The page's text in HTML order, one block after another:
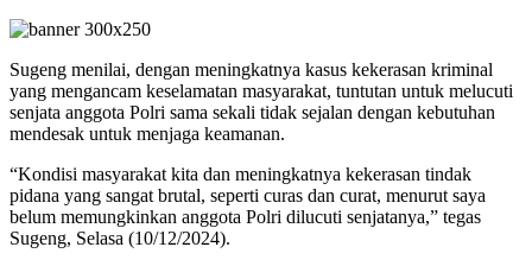
Sugeng menilai, dengan meningkatnya kasus kekerasan kriminal
yang mengancam keselamatan masyarakat, tuntutan untuk melucuti
senjata anggota Polri sama sekali tidak sejalan dengan kebutuhan
mendesak untuk menjaga keamanan.
“Kondisi masyarakat kita dan meningkatnya kekerasan tindak
pidana yang sangat brutal, seperti curas dan curat, menurut saya
belum memungkinkan anggota Polri dilucuti senjatanya,” tegas
Sugeng, Selasa (10/12/2024).